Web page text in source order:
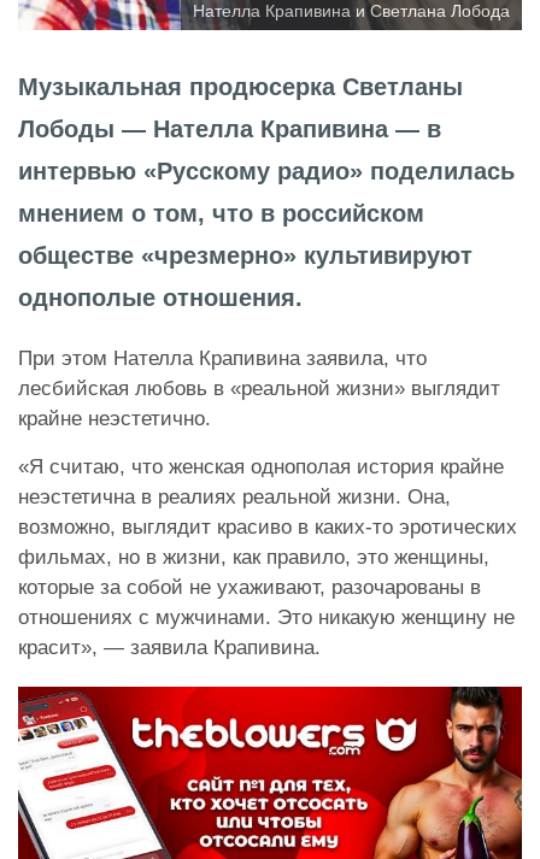
Нателла Крапивина и Светлана Лобода
Музыкальная продюсерка Светланы
Лободы — Нателла Крапивина — в
интервью «Русскому радио» поделилась
мнением о том, что в российском
обществе «чрезмерно» культивируют
однополые отношения.
При этом Нателла Крапивина заявила, что
лесбийская любовь в «реальной жизни» выглядит
крайне неэстетично.
«Я считаю, что женская однополая история крайне
неэстетична в реалиях реальной жизни. Она,
возможно, выглядит красиво в каких-то эротических
фильмах, но в жизни, как правило, это женщины,
которые за собой не ухаживают, разочарованы в
отношениях с мужчинами. Это никакую женщину не
красит», — заявила Крапивина.